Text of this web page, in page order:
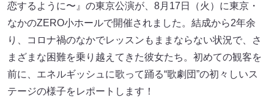
恋するように〜』の東京公演が、8月17日（火）に東京・
なかのZERO小ホールで開催されました。結成から2年余
り、コロナ禍のなかでレッスンもままならない状況で、さ
まざまな困難を乗り越えてきた彼女たち。初めての観客を
前に、エネルギッシュに歌って踊る“歌劇団”の初々しいス
テージの様子をレポートします！